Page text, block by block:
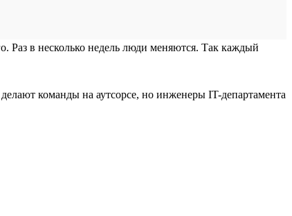
Раз в несколько недель люди меняются. Так каждый
команды на аутсорсе, но инженеры IT-департамента